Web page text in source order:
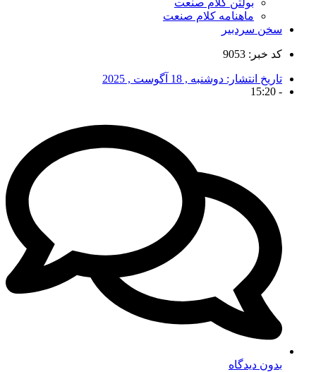
ماهنامه کلام صنعت
سخن سردبیر
کد خبر: 9053
تاریخ انتشار: دوشنبه , 18 آگوست , 2025
-
15:20
بدون دیدگاه